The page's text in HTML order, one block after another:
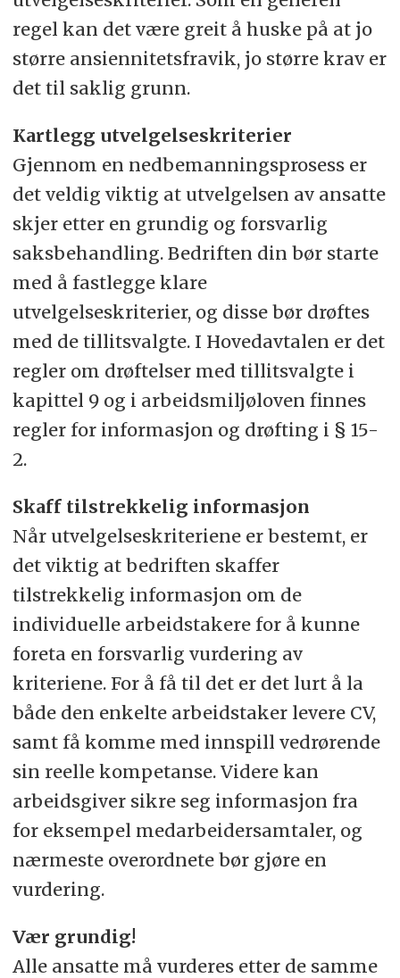
regel kan det være greit å huske på at jo
større ansiennitetsfravik, jo større krav er
det til saklig grunn.
Kartlegg utvelgelseskriterier
Gjennom en nedbemanningsprosess er
det veldig viktig at utvelgelsen av ansatte
skjer etter en grundig og forsvarlig
saksbehandling. Bedriften din bør starte
med å fastlegge klare
utvelgelseskriterier, og disse bør drøftes
med de tillitsvalgte. I Hovedavtalen er det
regler om drøftelser med tillitsvalgte i
kapittel 9 og i arbeidsmiljøloven finnes
regler for informasjon og drøfting i § 15-
2.
Skaff tilstrekkelig informasjon
Når utvelgelseskriteriene er bestemt, er
det viktig at bedriften skaffer
tilstrekkelig informasjon om de
individuelle arbeidstakere for å kunne
foreta en forsvarlig vurdering av
kriteriene. For å få til det er det lurt å la
både den enkelte arbeidstaker levere CV,
samt få komme med innspill vedrørende
sin reelle kompetanse. Videre kan
arbeidsgiver sikre seg informasjon fra
for eksempel medarbeidersamtaler, og
nærmeste overordnete bør gjøre en
vurdering.
Vær grundig!
Alle ansatte må vurderes etter de samme